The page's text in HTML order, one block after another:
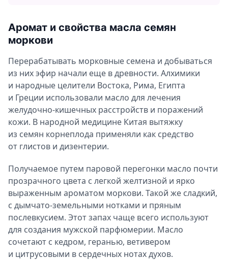
Применение и польза масла
Применение масла для лица
Применение масла семян моркови для тела
Ароматерапия с маслом моркови
Можно ли употреблять морковное масло внутрь?
Противопоказания и вред масла семян моркови
Аромат и свойства масла семян
моркови
Перерабатывать морковные семена и добываться
из них эфир начали еще в древности. Алхимики
и народные целители Востока, Рима, Египта
и Греции использовали масло для лечения
желудочно-кишечных расстройств и поражений
кожи. В народной медицине Китая вытяжку
из семян корнеплода применяли как средство
от глистов и дизентерии.
Получаемое путем паровой перегонки масло почти
прозрачного цвета с легкой желтизной и ярко
выраженным ароматом моркови. Такой же сладкий,
с дымчато-земельными нотками и пряным
послевкусием. Этот запах чаще всего используют
для создания мужской парфюмерии. Масло
сочетают с кедром, геранью, ветивером
и цитрусовыми в сердечных нотах духов.